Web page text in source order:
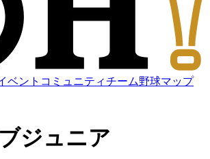
ベント コミュニティチーム野球マップ
ジュニア